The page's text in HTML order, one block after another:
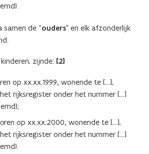
samen de “ouders” en elk afzonderlijk
zijnde: [2]
op xx.xx.1999, wonende te […],
rijksregister onder het nummer […]
op xx.xx.2000, wonende te […],
rijksregister onder het nummer […]